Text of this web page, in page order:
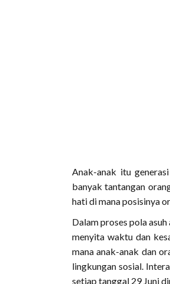
Anak-anak itu
banyak tantangan
hati di mana posisinya
Dalam proses pola
menyita waktu dan
mana anak-anak dan
lingkungan sosial.
setiap tanggal 29 Juni